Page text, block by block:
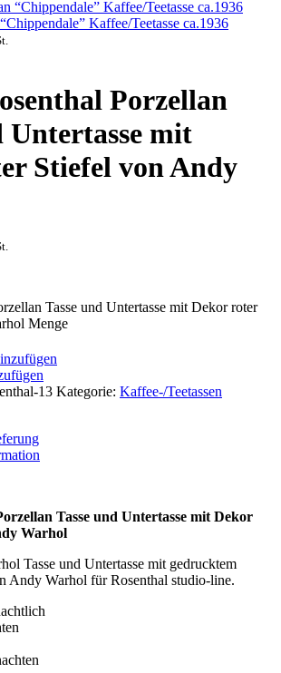
Kaffee/Teetasse ca.1936
Porzellan
Untertasse mit
Stiefel von Andy
Tasse und Untertasse mit Dekor roter
Menge
13 Kategorie: Kaffee-/Teetassen
Tasse und Untertasse mit Dekor
Warhol
Tasse und Untertasse mit gedrucktem
Andy Warhol für Rosenthal studio-line.